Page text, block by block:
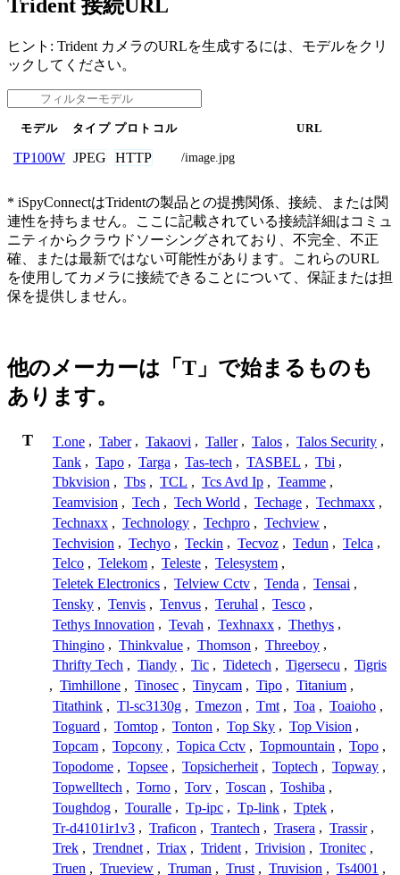
Trident 接続URL
ヒント: Trident カメラのURLを生成するには、モデルをクリ
ックしてください。
モデル タイプ プロトコル URL
TP100W JPEG HTTP /image.jpg
* iSpyConnectはTridentの製品との提携関係、接続、または関
連性を持ちません。ここに記載されている接続詳細はコミュ
ニティからクラウドソーシングされており、不完全、不正
確、または最新ではない可能性があります。これらのURL
を使用してカメラに接続できることについて、保証または担
保を提供しません。
他のメーカーは「T」で始まるものも
あります。
T T.one , Taber , Takaovi , Taller , Talos , Talos Security ,
Tank , Tapo , Targa , Tas-tech , TASBEL , Tbi ,
Tbkvision , Tbs , TCL , Tcs Avd Ip , Teamme ,
Teamvision , Tech , Tech World , Techage , Techmaxx ,
Technaxx , Technology , Techpro , Techview ,
Techvision , Techyo , Teckin , Tecvoz , Tedun , Telca ,
Telco , Telekom , Teleste , Telesystem ,
Teletek Electronics , Telview Cctv , Tenda , Tensai ,
Tensky , Tenvis , Tenvus , Teruhal , Tesco ,
Tethys Innovation , Tevah , Texhnaxx , Thethys ,
Thingino , Thinkvalue , Thomson , Threeboy ,
Thrifty Tech , Tiandy , Tic , Tidetech , Tigersecu , Tigris
, Timhillone , Tinosec , Tinycam , Tipo , Titanium ,
Titathink , Tl-sc3130g , Tmezon , Tmt , Toa , Toaioho ,
Toguard , Tomtop , Tonton , Top Sky , Top Vision ,
Topcam , Topcony , Topica Cctv , Topmountain , Topo ,
Topodome , Topsee , Topsicherheit , Toptech , Topway ,
Topwelltech , Torno , Torv , Toscan , Toshiba ,
Toughdog , Touralle , Tp-ipc , Tp-link , Tptek ,
Tr-d4101ir1v3 , Traficon , Trantech , Trasera , Trassir ,
Trek , Trendnet , Triax , Trident , Trivision , Tronitec ,
Truen , Trueview , Truman , Trust , Truvision , Ts4001 ,